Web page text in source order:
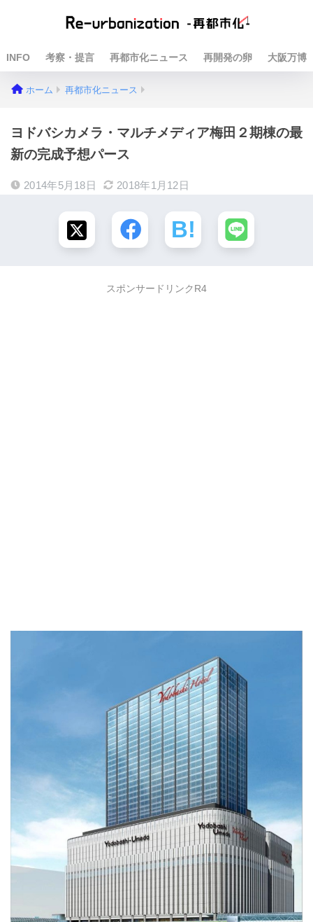
INFO 考察・提言 再都市化ニュース 再開発の卵 大阪万博
ホーム 再都市化ニュース
ヨドバシカメラ・マルチメディア梅田２期棟の最
新の完成予想パース
2014年5月18日 2018年1月12日
スポンサードリンクR4